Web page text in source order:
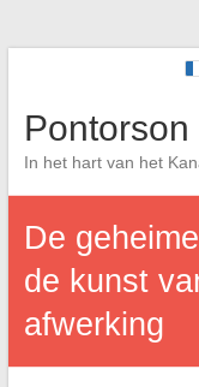
Pontorson
In het hart van het
De
de kunst
afwerking